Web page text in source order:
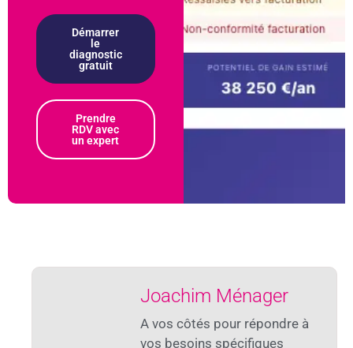
Démarrer
le
diagnostic
gratuit
Prendre
RDV avec
un expert
Joachim Ménager
A vos côtés pour répondre à
vos besoins spécifiques